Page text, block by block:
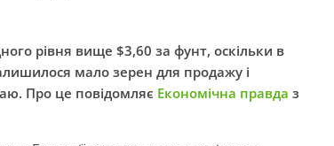
рівня вище $3,60 за фунт, оскільки в
мало зерен для продажу і
Про це повідомляє Економічна правда з